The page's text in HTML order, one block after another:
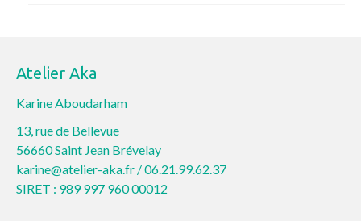
Atelier Aka
Karine Aboudarham
13, rue de Bellevue
56660 Saint Jean Brévelay
karine@atelier-aka.fr /06.21.99.62.37
SIRET : 989 997 960 00012